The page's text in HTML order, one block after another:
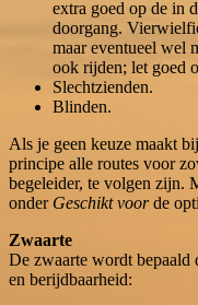
extra goed op de in
doorgang.
maar eventueel wel
ook rijden; let goed
Slechtzienden.
Blinden.
Als je geen keuze maakt bij
principe alle routes voor
begeleider, te volgen zijn.
onder Geschikt voorde
Zwaarte
De zwaarte wordt
en berijdbaarheid: